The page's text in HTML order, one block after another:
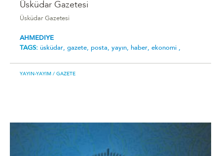
Üsküdar Gazetesi
Üsküdar Gazetesi
AHMEDIYE
TAGS: üsküdar, gazete, posta, yayın, haber, ekonomi ,
YAYIN-YAYIM / GAZETE